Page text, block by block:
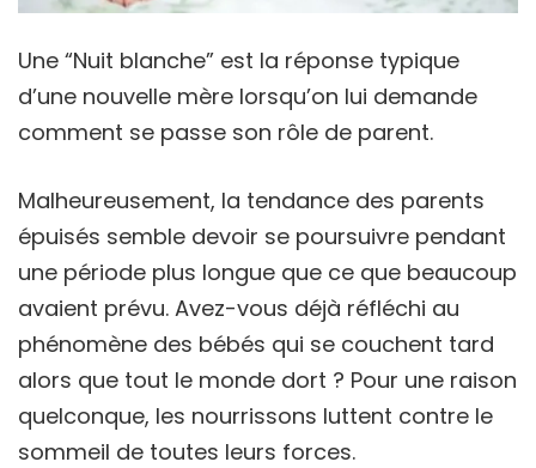
Une “Nuit blanche” est la réponse typique
d’une nouvelle mère lorsqu’on lui demande
comment se passe son rôle de parent.
Malheureusement, la tendance des parents
épuisés semble devoir se poursuivre pendant
une période plus longue que ce que beaucoup
avaient prévu. Avez-vous déjà réfléchi au
phénomène des bébés qui se couchent tard
alors que tout le monde dort ? Pour une raison
quelconque, les nourrissons luttent contre le
sommeil de toutes leurs forces.